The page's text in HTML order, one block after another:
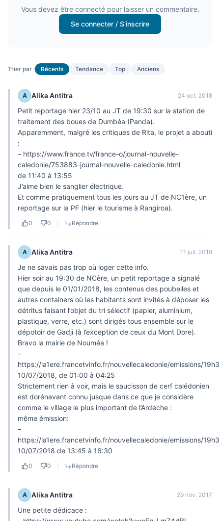
Vous devez être connecté pour laisser un commentaire.
Se connecter / S'inscrire
Trier par : Récents Tendance Top Anciens
A Alika Antitra 24 oct. 2018
Petit reportage hier 23/10 au JT de 19:30 sur la station de
traitement des boues de Dumbéa (Panda).
Apparemment, malgré les critiques de Rita, le projet a abouti
:
– https://www.france.tv/france-o/journal-nouvelle-
caledonie/753883-journal-nouvelle-caledonie.html
de 11:40 à 13:55
J’aime bien le sanglier électrique.
Et comme pratiquement tous les jours au JT de NC1ère, un
reportage sur la PF (hier le tourisme à Rangiroa).
0 0 Répondre
A Alika Antitra 11 juil. 2018
Je ne savais pas trop où loger cette info.
Hier soir au 19:30 de NCère, un petit reportage a signalé
que depuis le 01/01/2018, les contenus des poubelles et
autres containers où les habitants sont invités à déposer les
détritus faisant l’objet du tri sélectif (papier, aluminium,
plastique, verre, etc.) sont dirigés tous ensemble sur le
dépotoir de Gadji (à l’exception de ceux du Mont Dore).
Bravo la mairie de Nouméa !
–
https://la1ere.francetvinfo.fr/nouvellecaledonie/emissions/
10/07/2018, de 01:00 à 04:25
Strictement rien à voir, mais le saucisson de cerf calédonien
est dorénavant connu jusque dans ce que je considère
comme le village le plus important de l’Ardèche :
même émission:
–
https://la1ere.francetvinfo.fr/nouvellecaledonie/emissions/
10/07/2018 de 13:45 à 16:30
0 0 Répondre
A Alika Antitra 29 nov. 2017
Une petite dédicace :